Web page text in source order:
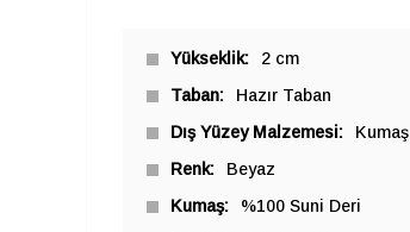
Yükseklik
2 cm
Taban
Hazır Taban
Dış Yüzey Malzemesi
Kumaş
Renk
Beyaz
Kumaş
%100 Suni Deri